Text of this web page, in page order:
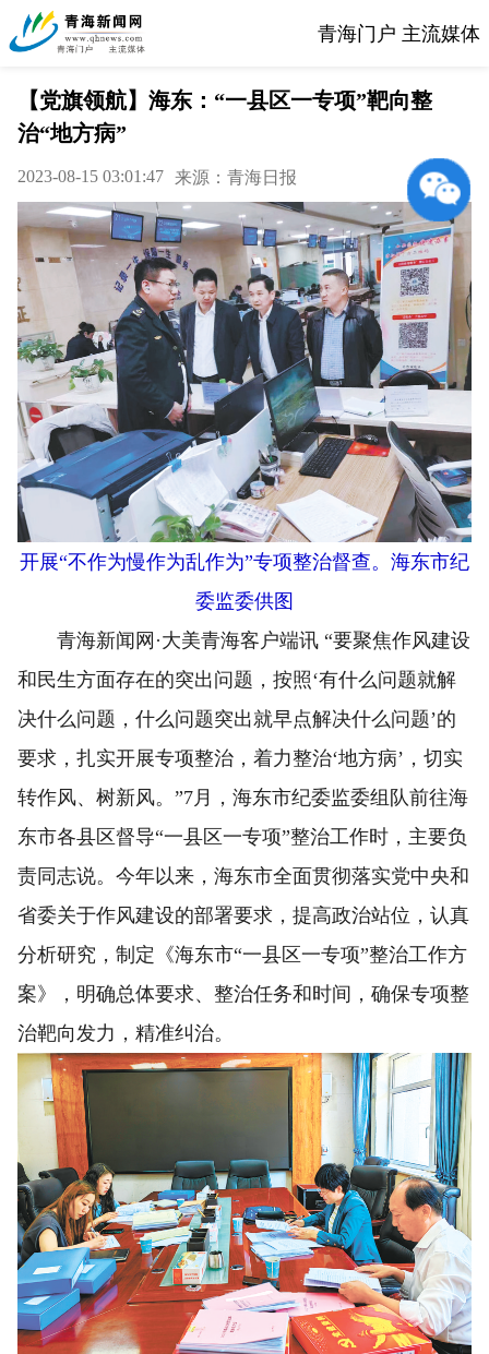
青海门户 主流媒体
【党旗领航】海东：“一县区一专项”靶向整
治“地方病”
2023-08-15 03:01:47 来源：青海日报
开展“不作为慢作为乱作为”专项整治督查。海东市纪
委监委供图
青海新闻网·大美青海客户端讯 “要聚焦作风建设
和民生方面存在的突出问题，按照‘有什么问题就解
决什么问题，什么问题突出就早点解决什么问题’的
要求，扎实开展专项整治，着力整治‘地方病’，切实
转作风、树新风。”7月，海东市纪委监委组队前往海
东市各县区督导“一县区一专项”整治工作时，主要负
责同志说。今年以来，海东市全面贯彻落实党中央和
省委关于作风建设的部署要求，提高政治站位，认真
分析研究，制定《海东市“一县区一专项”整治工作方
案》，明确总体要求、整治任务和时间，确保专项整
治靶向发力，精准纠治。